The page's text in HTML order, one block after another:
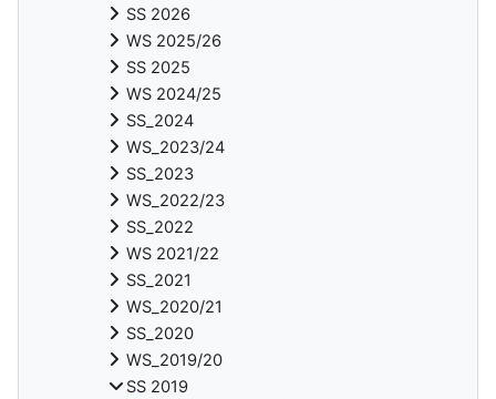
SS 2026
WS 2025/26
SS 2025
WS 2024/25
SS_2024
WS_2023/24
SS_2023
WS_2022/23
SS_2022
WS 2021/22
SS_2021
WS_2020/21
SS_2020
WS_2019/20
SS 2019